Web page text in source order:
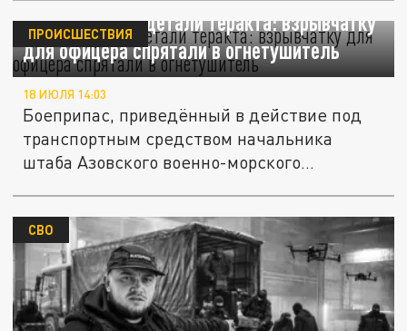
ФСБ раскрыла детали теракта: взрывчатку
для офицера спрятали в огнетушитель
ПРОИСШЕСТВИЯ
18 ИЮЛЯ 14:03
Боеприпас, приведённый в действие под
транспортным средством начальника
штаба Азовского военно-морского...
СВО